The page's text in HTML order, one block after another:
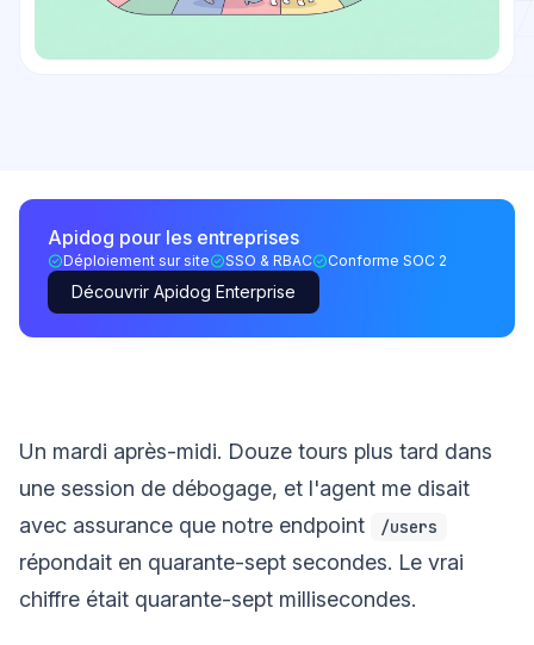
Apidog pour les entreprises
Déploiement sur site SSO & RBAC Conforme SOC 2
Découvrir Apidog Enterprise
Un mardi après-midi. Douze tours plus tard dans
une session de débogage, et l'agent me disait
avec assurance que notre endpoint
/users
répondait en quarante-sept secondes. Le vrai
chiffre était quarante-sept millisecondes.